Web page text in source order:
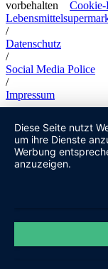
vorbehalten Cookie-
/
Datenschutz
/
Social Media Police
/
Impressum
Diese Seite nutzt
um ihre Dienste
Werbung
anzuzeigen.